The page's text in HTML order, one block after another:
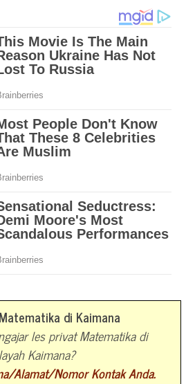
di Kaimana
les privat Matematika di
Kaimana?
Alamat/Nomor Kontak Anda.